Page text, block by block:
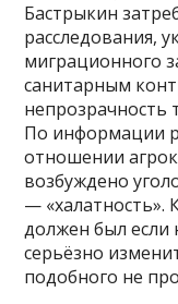
Бастрыкин
расследования,
миграционного
санитарным
непрозрачность
По информации
отношении
возбуждено
— «халатность».
должен был если
серьёзно
подобного не